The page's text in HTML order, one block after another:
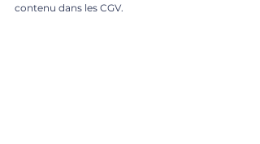
contenu dans les CGV.